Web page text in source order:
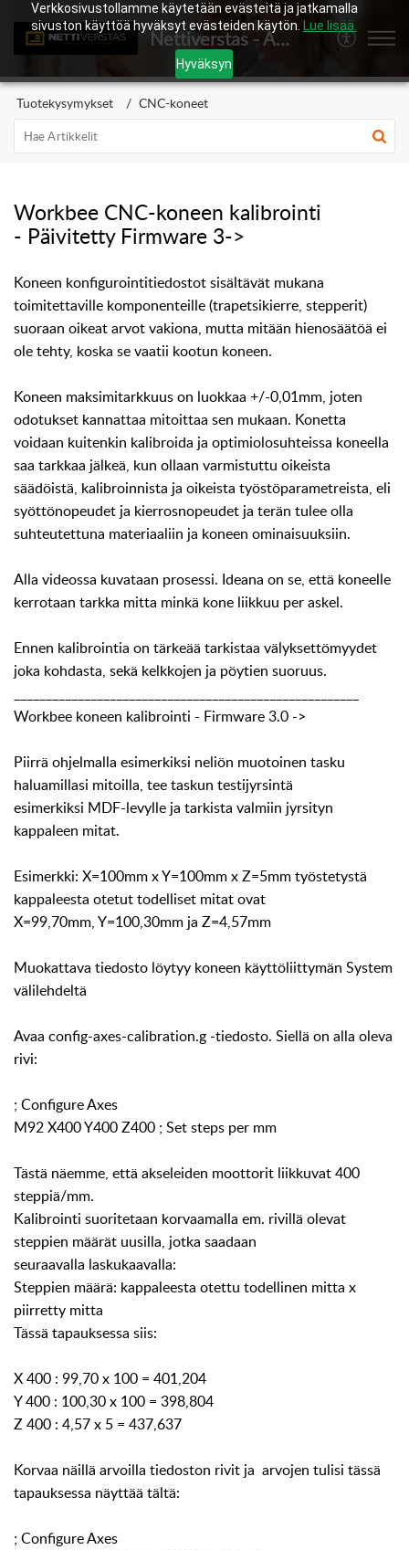
Verkkosivustollamme käytetään evästeitä ja jatkamalla
sivuston käyttöä hyväksyt evästeiden käytön.
Lue lisää.
Hyväksyn
Nettiverstas - Asiakaspalvelukeskus
Tuotekysymykset CNC-koneet
Workbee CNC-koneen kalibrointi
- Päivitetty Firmware 3->
Koneen konfigurointitiedostot sisältävät mukana
toimitettaville komponenteille (trapetsikierre, stepperit)
suoraan oikeat arvot vakiona, mutta mitään hienosäätöä ei
ole tehty, koska se vaatii kootun koneen.
Koneen maksimitarkkuus on luokkaa +/-0,01mm, joten
odotukset kannattaa mitoittaa sen mukaan. Konetta
voidaan kuitenkin kalibroida ja optimiolosuhteissa koneella
saa tarkkaa jälkeä, kun ollaan varmistuttu oikeista
säädöistä, kalibroinnista ja oikeista työstöparametreista, eli
syöttönopeudet ja kierrosnopeudet ja terän tulee olla
suhteutettuna materiaaliin ja koneen ominaisuuksiin.
Alla videossa kuvataan prosessi. Ideana on se, että koneelle
kerrotaan tarkka mitta minkä kone liikkuu per askel.
Ennen kalibrointia on tärkeää tarkistaa välyksettömyydet
joka kohdasta, sekä kelkkojen ja pöytien suoruus.
Workbee koneen kalibrointi - Firmware 3.0 ->
Piirrä ohjelmalla esimerkiksi neliön muotoinen tasku
haluamillasi mitoilla, tee taskun testijyrsintä
esimerkiksi MDF-levylle ja tarkista valmiin jyrsityn
kappaleen mitat.
Esimerkki: X=100mm x Y=100mm x Z=5mm työstetystä
kappaleesta otetut todelliset mitat ovat
X=99,70mm, Y=100,30mm ja Z=4,57mm
Muokattava tiedosto löytyy koneen käyttöliittymän System
välilehdeltä
Avaa config-axes-calibration.g -tiedosto. Siellä on alla oleva
rivi:
; Configure Axes
M92 X400 Y400 Z400 ; Set steps per mm
Tästä näemme, että akseleiden moottorit liikkuvat 400
steppiä/mm.
Kalibrointi suoritetaan korvaamalla em. rivillä olevat
steppien määrät uusilla, jotka saadaan
seuraavalla laskukaavalla:
Steppien määrä: kappaleesta otettu todellinen mitta x
piirretty mitta
Tässä tapauksessa siis:
X 400 : 99,70 x 100 = 401,204
Y 400 : 100,30 x 100 = 398,804
Z 400 : 4,57 x 5 = 437,637
Korvaa näillä arvoilla tiedoston rivit ja arvojen tulisi tässä
tapauksessa näyttää tältä:
; Configure Axes